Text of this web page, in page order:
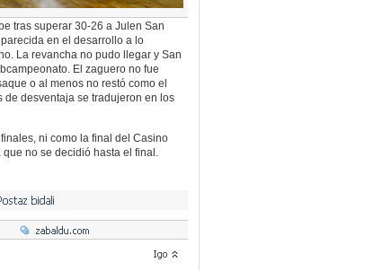
tras superar 30-26 a Julen San
en el desarrollo a lo
La revancha no pudo llegar y San
El zaguero no fue
o al menos no restó como el
de desventaja se tradujeron en los
ni como la final del Casino
no se decidió hasta el final.